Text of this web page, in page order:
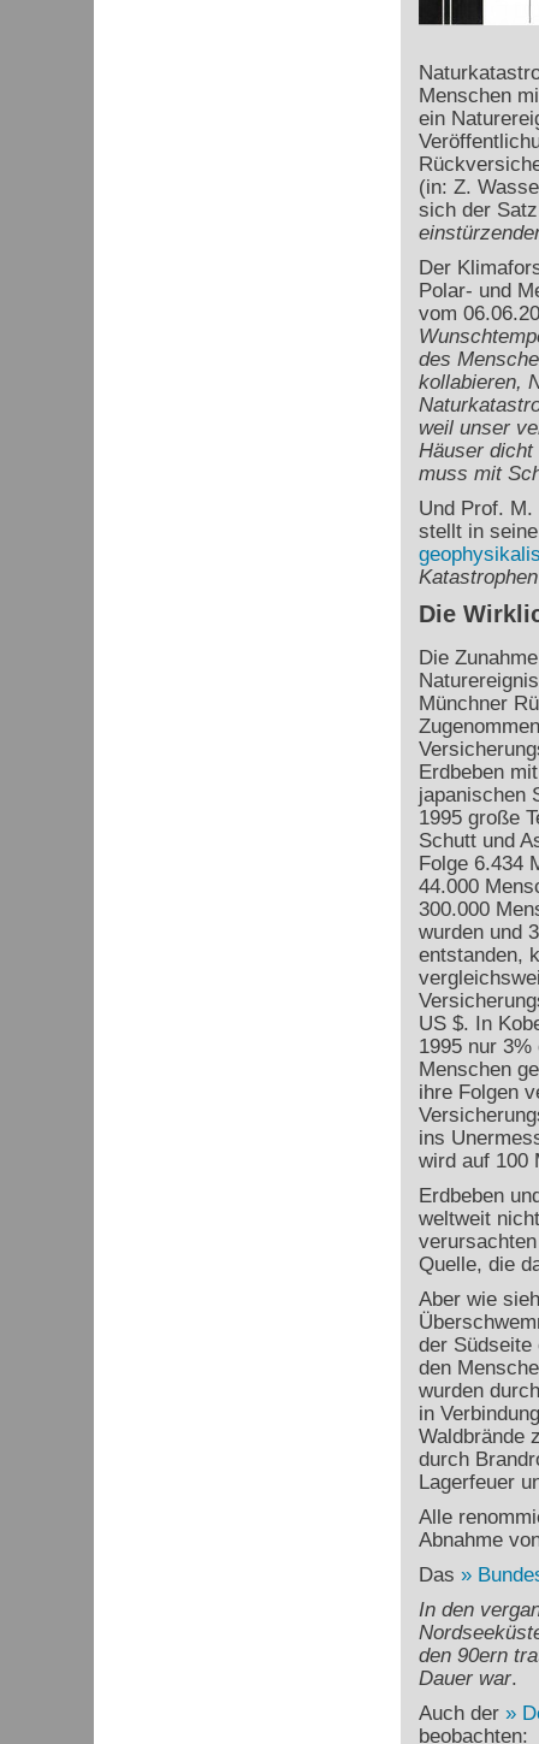
Menschen
ein
(in: Z.
sich der
Der
Polar- und
vom
des
kollabieren,
weil unser
Häuser dicht
muss mit
Und Prof.
stellt in
Katastrophen
Die
Die
Münchner
Erdbeben
japanischen
1995 große
Schutt und
Folge 6.434
44.000
300.000
wurden und
entstanden,
US $. In
1995 nur 3%
Menschen
ihre Folgen
ins
wird auf 100
Erdbeben
weltweit
Quelle, die
Aber wie
der Südseite
den
wurden
in
Waldbrände
durch
Lagerfeuer
Alle
Abnahme
Das
In den
den 90ern
Dauer war.
Auch der
beobachten: